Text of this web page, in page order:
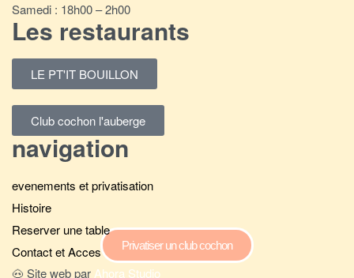
Privatiser un club cochon
Samedi : 18h00 – 2h00
Les restaurants
LE PT'IT BOUILLON
Club cochon l'auberge
navigation
evenements et privatisation
Histoire
Reserver une table
Contact et Acces
🐽 Site web par Ahora Studio